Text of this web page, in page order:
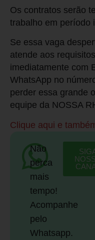
Os contratos serão
trabalho em período
Se essa vaga
atende aos
imediatamente com
WhatsApp no
perder essa grande
equipe da NOSSA
Clique aqui e
Não
perca
mais
tempo!
Acompanhe
pelo
Whatsapp.